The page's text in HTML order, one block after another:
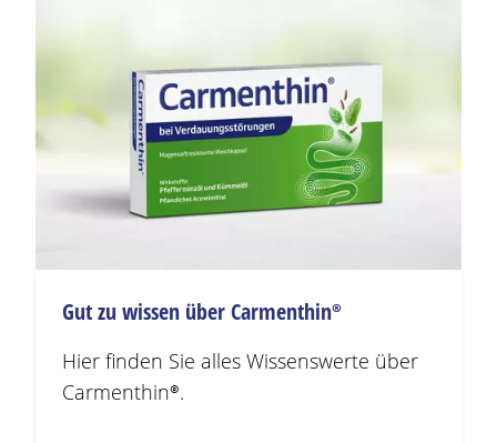
Gut zu wissen überCarmenthin®
Hier finden Sie alles Wissenswerte über
Carmenthin®.